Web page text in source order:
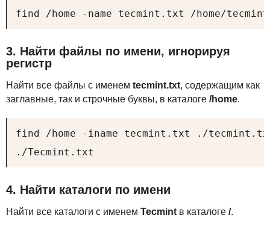
find /home -name tecmint.txt /home/
3. Найти файлы по имени, игнорируя
регистр
Найти все файлы с именем tecmint.txt, содержащим как
заглавные, так и строчные буквы, в каталоге /home.
find /home -iname tecmint.txt ./
./Tecmint.txt
4. Найти каталоги по имени
Найти все каталоги с именем Tecmint в каталоге /.